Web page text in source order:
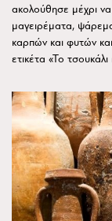
ακολούθησε μέχρι
μαγειρέματα,
καρπών και φυτών
ετικέτα «Το